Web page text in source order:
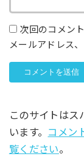
次回のコメン
メールアドレス
このサイトはス
います。 コメン
覧ください。